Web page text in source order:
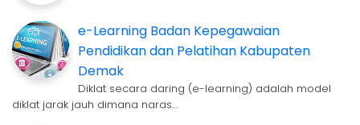
e-Learning Badan Kepegawaian
Pendidikan dan Pelatihan Kabupaten
Demak
Diklat secara daring (e-learning) adalah model
diklat jarak jauh dimana naras…